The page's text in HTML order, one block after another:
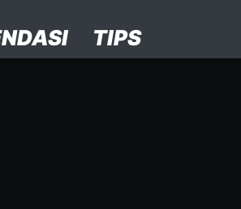
TIPS